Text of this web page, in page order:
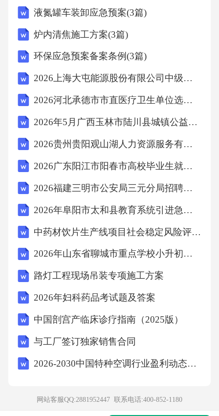
B、一种文明如果没有长期自我封闭，就不会走
C、一种文明如果同其他文明交流互鉴、取长补
短，就能保持旺盛的生命活力
D、一种文明如果没有保持旺盛的生命活力，它
就没有同其他文明取长补短
【答案】：A
解析：由题意，得文明长期自我封闭→走向衰
鉴、取长补短。A项，保持旺盛的生命活力→同
其他文明交流互鉴，A项正确;B项，走向衰败→
文明长期自我封闭，B项错误;C项，同其他文明
项错误;D项，同其他文明取长补短一保持旺盛
的生命活力，D项错误。故选A。
判断推理6、下面诗词搭配正确的是（）
A、随风潜入夜，润物细无声——《春夜喜雨》
液氮罐车装卸应急预案(3篇)
炉内清焦施工方案(3篇)
环保应急预案备案条例(3篇)
2026上海大屯能源股份有限公司中级（C级）爆破工程技术人员招聘1人备考题库及一套参考答案详解
2026河北承德市市直医疗卫生单位选聘47人备考题库及答案详解一套
2026年5月广西玉林市陆川县城镇公益性岗位人员招聘2人备考题库及1套参考答案详解
2026贵州贵阳观山湖人力资源服务有限公司项目人员（第二批）招聘9人备考题库及参考答案详解
2026广东阳江市阳春市高校毕业生就业见习招募23人备考题库（第八期）及答案详解1套
2026福建三明市公安局三元分局招聘警务辅助人员19人的备考题库及参考答案详解一套
2026年阜阳市太和县教育系统引进急需紧缺人才30人备考题库参考答案详解
中药材饮片生产线项目社会稳定风险评估报告
2026年山东省聊城市重点学校小升初入学分班考试语文考试试题及答案
路灯工程现场吊装专项施工方案
2026年妇科药品考试题及答案
中国剖宫产临床诊疗指南（2025版）
与工厂签订独家销售合同
2026-2030中国特种空调行业盈利动态及供需状况分析报告
网站客服QQ:2881952447 联系电话:400-852-1180